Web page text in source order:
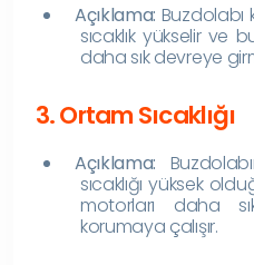
Açıklama: Buzdolabı
sıcaklık yükselir ve
daha sık devreye
3. Ortam Sıcaklığı
Açıklama:
sıcaklığı yüksek
motorları daha
korumaya çalışır.